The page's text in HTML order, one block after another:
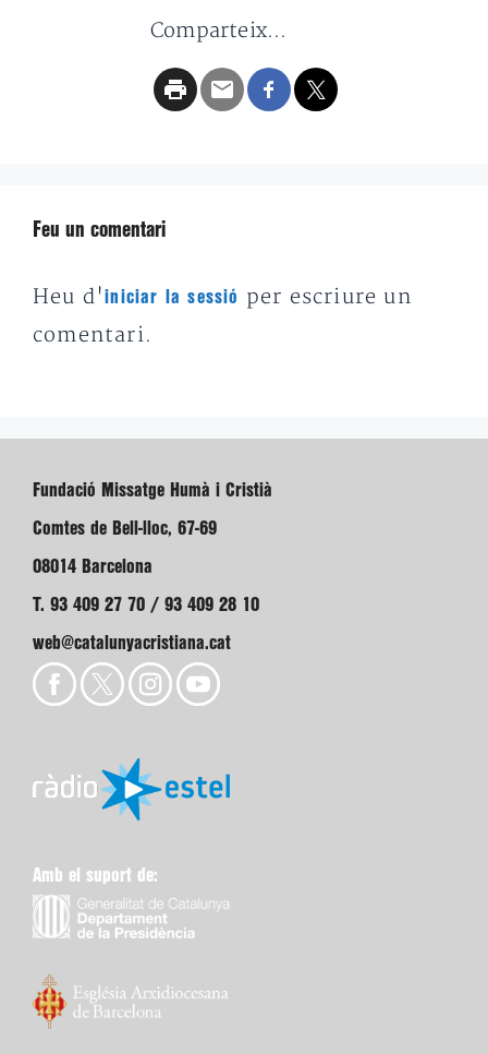
Comparteix...
Feu un comentari
Heu d'iniciar la sessió
per escriure un
comentari.
Fundació Missatge Humà i Cristià
Comtes de Bell-lloc, 67-69
08014 Barcelona
T. 93 409 27 70 / 93 409 28 10
web@catalunyacristiana.cat
Amb el suport de: